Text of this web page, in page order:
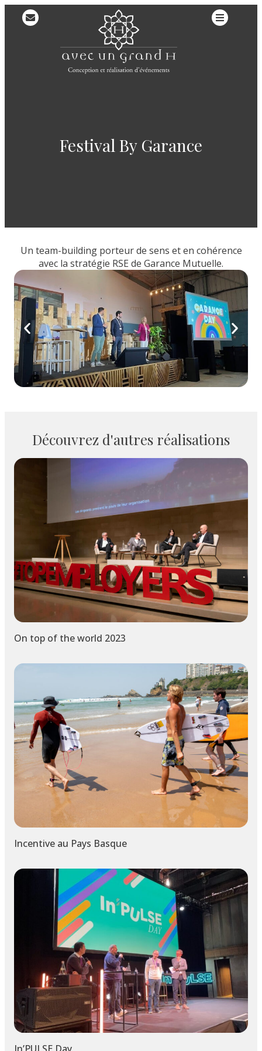
Festival By Garance
Un team-building porteur de sens et en cohérence
avec la stratégie RSE de Garance Mutuelle.
Découvrez d'autres réalisations
On top of the world 2023
Incentive au Pays Basque